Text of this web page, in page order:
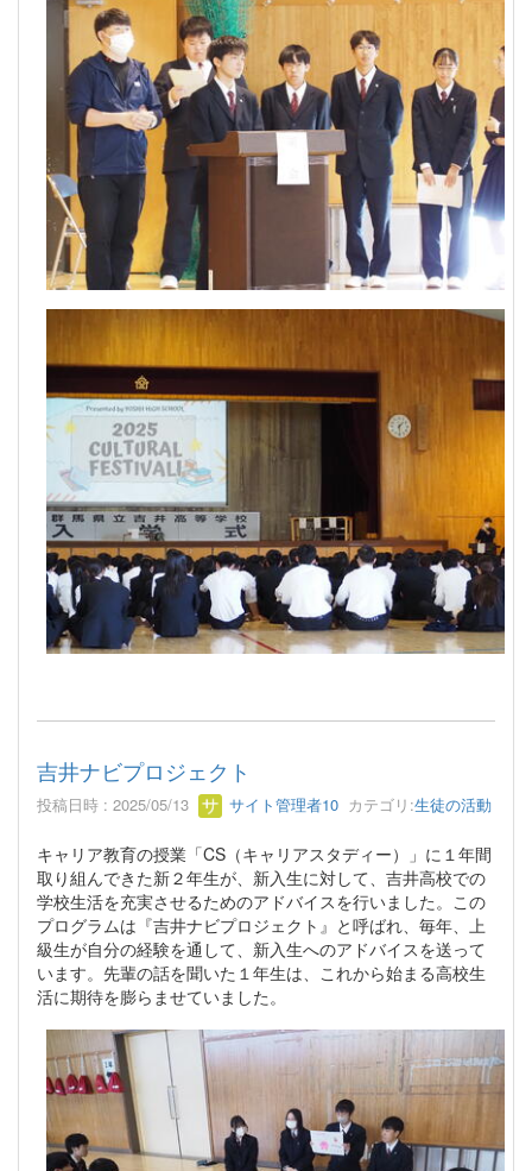
吉井ナビプロジェクト
投稿日時 : 2025/05/13 サイト管理者10 カテゴリ:生徒の活動
キャリア教育の授業「CS（キャリアスタディー）」に１年間
取り組んできた新２年生が、新入生に対して、吉井高校での
学校生活を充実させるためのアドバイスを行いました。この
プログラムは『吉井ナビプロジェクト』と呼ばれ、毎年、上
級生が自分の経験を通して、新入生へのアドバイスを送って
います。先輩の話を聞いた１年生は、これから始まる高校生
活に期待を膨らませていました。